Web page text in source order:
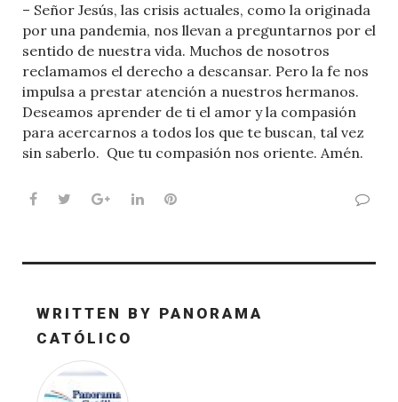
– Señor Jesús, las crisis actuales, como la originada
por una pandemia, nos llevan a preguntarnos por el
sentido de nuestra vida. Muchos de nosotros
reclamamos el derecho a descansar. Pero la fe nos
impulsa a prestar atención a nuestros hermanos.
Deseamos aprender de ti el amor y la compasión
para acercarnos a todos los que te buscan, tal vez
sin saberlo. Que tu compasión nos oriente. Amén.
Facebook
TwitterGoogle+LinkedInPinterest
WRITTEN BY PANORAMA
CATÓLICO